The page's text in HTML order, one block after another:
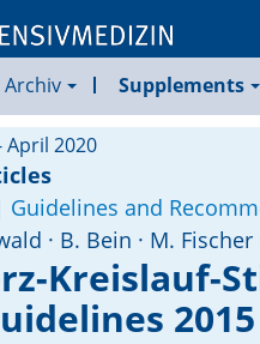
Archiv Supplements
April 2020
and
· B. Bein · M. Fischer
Kreislauf-
2015